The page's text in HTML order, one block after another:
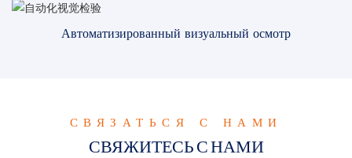
Автоматизированный визуальный осмотр
СВЯЗАТЬСЯ С НАМИ
СВЯЖИТЕСЬ С НАМИ